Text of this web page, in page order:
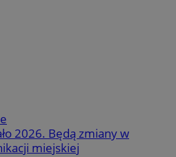
2026. Będą zmiany w
miejskiej